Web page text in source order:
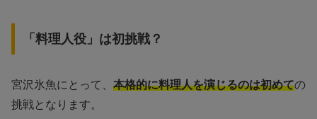
「料理人役」は初挑戦？
宮沢氷魚にとって、 本格的に料理人を演じるのは初めての
挑戦となります。